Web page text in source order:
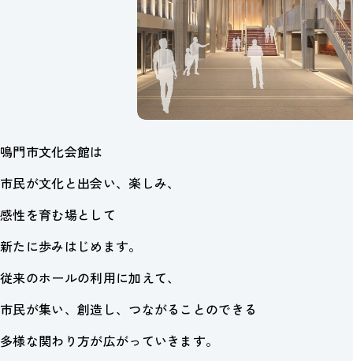
鳴門市文化会館は
市民が文化と出会い、楽しみ、
感性を育む場として
新たに歩みはじめます。
従来のホールの利用に加えて、
市民が集い、創造し、つながることのできる
多様な関わり方が広がっていきます。